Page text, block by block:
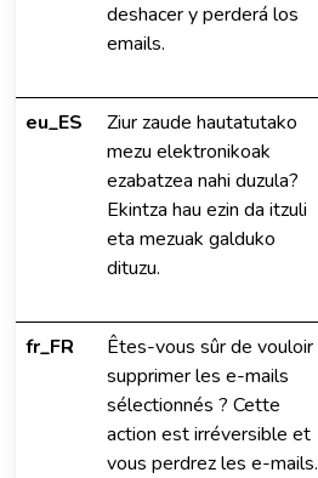
deshacer y perderá los
emails.
eu_ES
Ziur zaude hautatutako
mezu elektronikoak
ezabatzea nahi duzula?
Ekintza hau ezin da itzuli
eta mezuak galduko
dituzu.
fr_FR
Êtes-vous sûr de vouloir
supprimer les e-mails
sélectionnés ? Cette
action est irréversible et
vous perdrez les e-mails.